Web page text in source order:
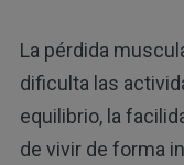
La pérdida
dificulta las
equilibrio, la
de vivir de forma